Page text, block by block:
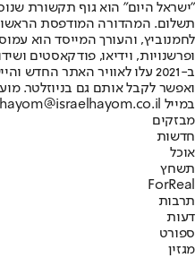
"ישראל היום" הוא גוף תקשורת
ופרשנויות, וידיאו, פודקאסטים
ב-2021 עלו לאוויר האתר
ואפשר לקבל אותם גם בניוזלטר.
במייל hayom@israelhayom.co.il.
מבזקים
חדשות
אוכל
תשחץ
ForReal
תרבות
דעות
ספורט
מגזין